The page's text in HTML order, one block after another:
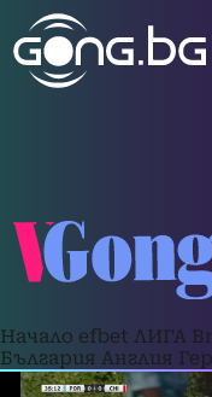
Начало efbet ЛИГА
България Англия